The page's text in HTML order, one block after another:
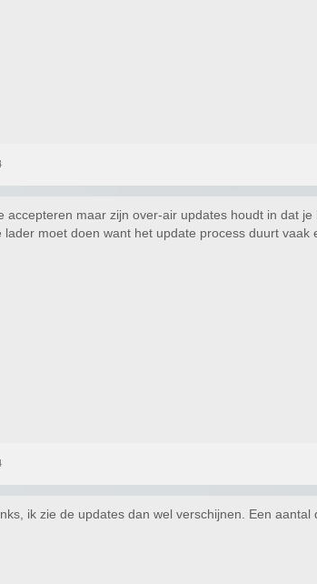
accepteren maar zijn over-air updates houdt in dat
lader moet doen want het update process duurt vaak
ik zie de updates dan wel verschijnen. Een